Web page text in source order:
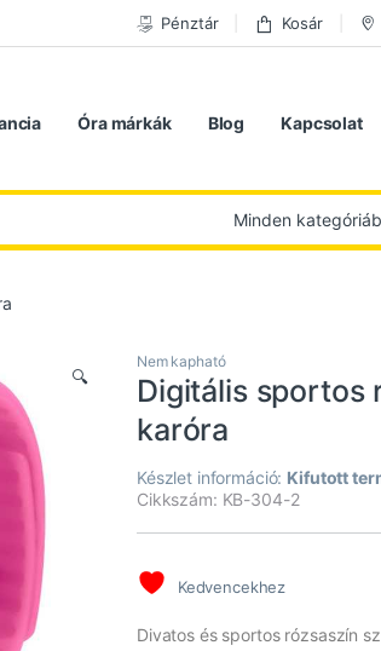
Pénztár Kosár
Óra márkák Blog Kapcsolat
🔍
Nem kapható
Digitális sportos
karóra
Készlet információ: Kifutott
Cikkszám: KB-304-2
Kedvencekhez
Divatos és sportos rózsaszín